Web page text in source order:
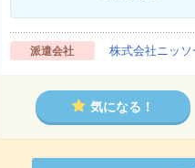
派遣会社 株式会社ニッソ
気になる！